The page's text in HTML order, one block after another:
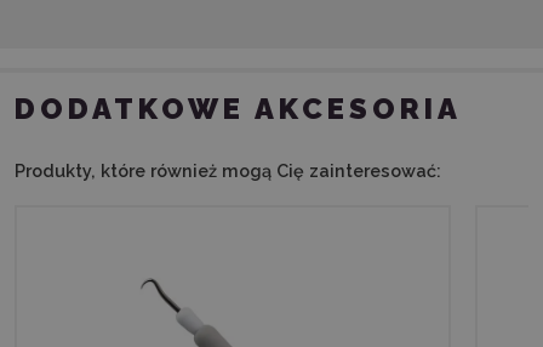
DODATKOWE AKCESORIA
Produkty, które również mogą Cię zainteresować: